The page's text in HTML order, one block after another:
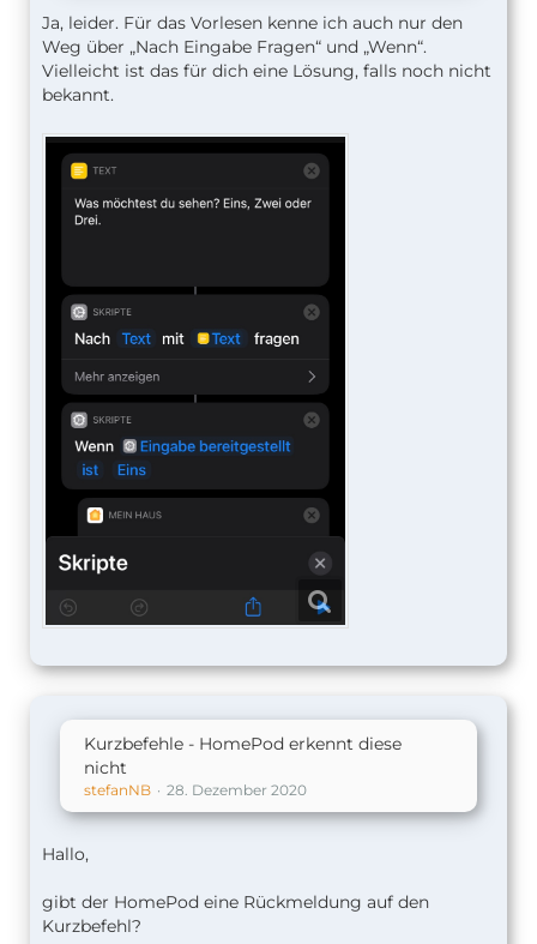
Ja, leider. Für das Vorlesen kenne ich auch nur den
Weg über „Nach Eingabe Fragen“ und „Wenn“.
Vielleicht ist das für dich eine Lösung, falls noch nicht
bekannt.
Kurzbefehle - HomePod erkennt diese
nicht
stefanNB 28. Dezember 2020
Hallo,
gibt der HomePod eine Rückmeldung auf den
Kurzbefehl?